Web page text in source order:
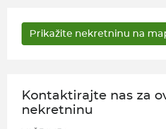
Kontaktirajte nas za
nekretninu